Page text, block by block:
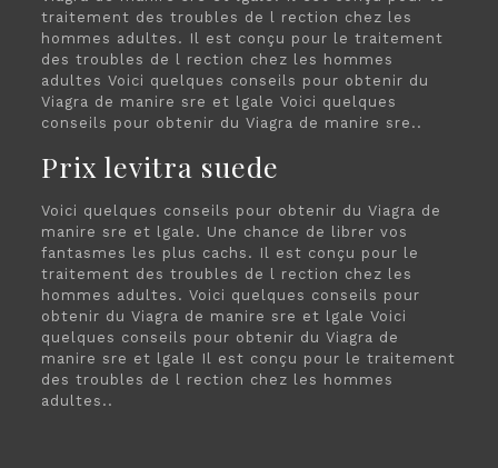
traitement des troubles de l rection chez les
hommes adultes. Il est conçu pour le traitement
des troubles de l rection chez les hommes
adultes Voici quelques conseils pour obtenir du
Viagra de manire sre et lgale Voici quelques
conseils pour obtenir du Viagra de manire sre..
Prix levitra suede
Voici quelques conseils pour obtenir du Viagra de
manire sre et lgale. Une chance de librer vos
fantasmes les plus cachs. Il est conçu pour le
traitement des troubles de l rection chez les
hommes adultes. Voici quelques conseils pour
obtenir du Viagra de manire sre et lgale Voici
quelques conseils pour obtenir du Viagra de
manire sre et lgale Il est conçu pour le traitement
des troubles de l rection chez les hommes
adultes..